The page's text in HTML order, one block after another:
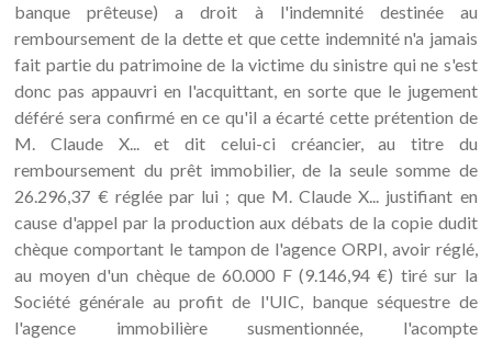
banque prêteuse) a droit à l'indemnité destinée au
remboursement de la dette et que cette indemnité n'a jamais
fait partie du patrimoine de la victime du sinistre qui ne s'est
donc pas appauvri en l'acquittant, en sorte que le jugement
déféré sera confirmé en ce qu'il a écarté cette prétention de
M. Claude X... et dit celui-ci créancier, au titre du
remboursement du prêt immobilier, de la seule somme de
26.296,37 € réglée par lui ; que M. Claude X... justifiant en
cause d'appel par la production aux débats de la copie dudit
chèque comportant le tampon de l'agence ORPI, avoir réglé,
au moyen d'un chèque de 60.000 F (9.146,94 €) tiré sur la
Société générale au profit de l'UIC, banque séquestre de
l'agence immobilière susmentionnée, l'acompte